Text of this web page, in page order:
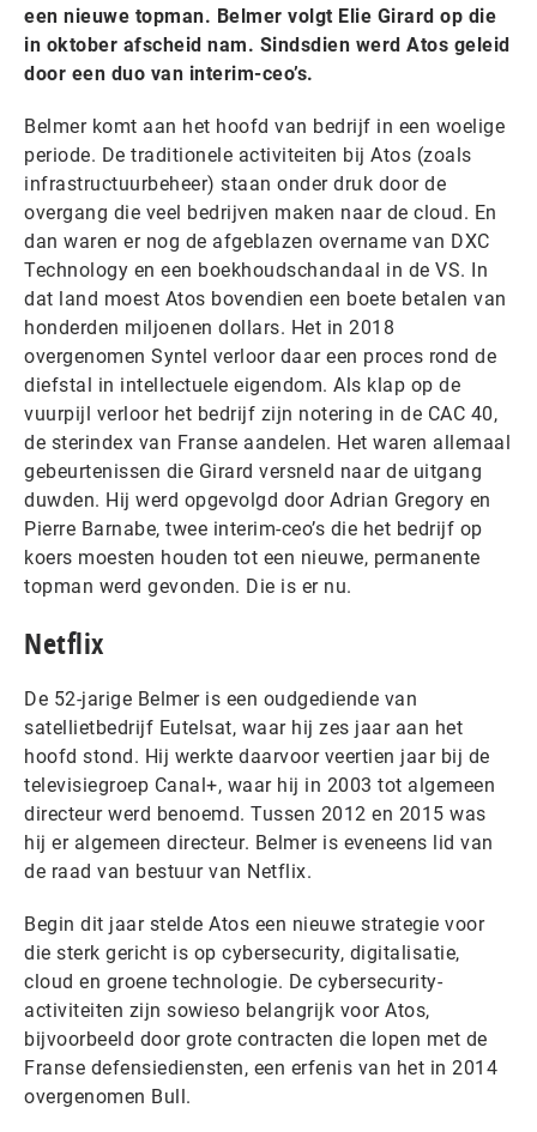
een nieuwe topman. Belmer volgt Elie Girard op die
in oktober afscheid nam. Sindsdien werd Atos geleid
door een duo van interim-ceo’s.
Belmer komt aan het hoofd van bedrijf in een woelige
periode. De traditionele activiteiten bij Atos (zoals
infrastructuurbeheer) staan onder druk door de
overgang die veel bedrijven maken naar de cloud. En
dan waren er nog de afgeblazen overname van DXC
Technology en een boekhoudschandaal in de VS. In
dat land moest Atos bovendien een boete betalen van
honderden miljoenen dollars. Het in 2018
overgenomen Syntel verloor daar een proces rond de
diefstal in intellectuele eigendom. Als klap op de
vuurpijl verloor het bedrijf zijn notering in de CAC 40,
de sterindex van Franse aandelen. Het waren allemaal
gebeurtenissen die Girard versneld naar de uitgang
duwden. Hij werd opgevolgd door Adrian Gregory en
Pierre Barnabe, twee interim-ceo’s die het bedrijf op
koers moesten houden tot een nieuwe, permanente
topman werd gevonden. Die is er nu.
Netflix
De 52-jarige Belmer is een oudgediende van
satellietbedrijf Eutelsat, waar hij zes jaar aan het
hoofd stond. Hij werkte daarvoor veertien jaar bij de
televisiegroep Canal+, waar hij in 2003 tot algemeen
directeur werd benoemd. Tussen 2012 en 2015 was
hij er algemeen directeur. Belmer is eveneens lid van
de raad van bestuur van Netflix.
Begin dit jaar stelde Atos een nieuwe strategie voor
die sterk gericht is op cybersecurity, digitalisatie,
cloud en groene technologie. De cybersecurity-
activiteiten zijn sowieso belangrijk voor Atos,
bijvoorbeeld door grote contracten die lopen met de
Franse defensiediensten, een erfenis van het in 2014
overgenomen Bull.